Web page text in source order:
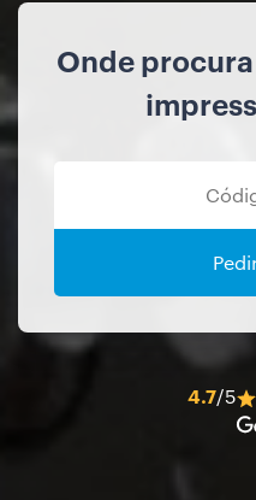
Onde
4.7/5